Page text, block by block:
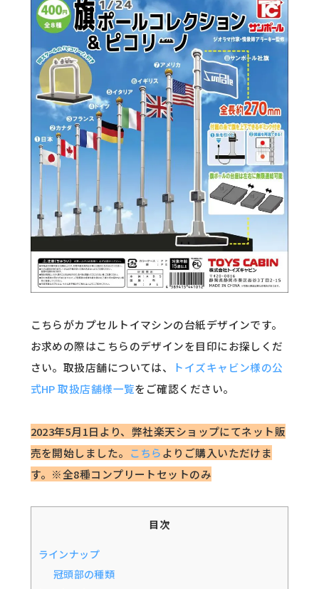
こちらがカプセルトイマシンの台紙デザインです。
お求めの際はこちらのデザインを目印にお探しくだ
さい。取扱店舗については、
トイズキャビン様の公
式HP 取扱店舗様一覧をご確認ください。
2023年5月1日より、弊社楽天ショップにてネット販
売を開始しました。 こちらよりご購入いただけま
す。※全8種コンプリートセットのみ
目次
ラインナップ
冠頭部の種類